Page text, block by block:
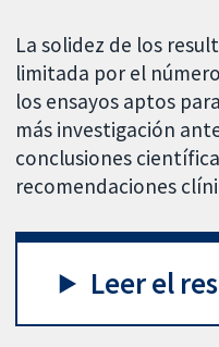
La solidez de los
limitada por el
los ensayos aptos
más investigación
conclusiones
recomendaciones
Leer el